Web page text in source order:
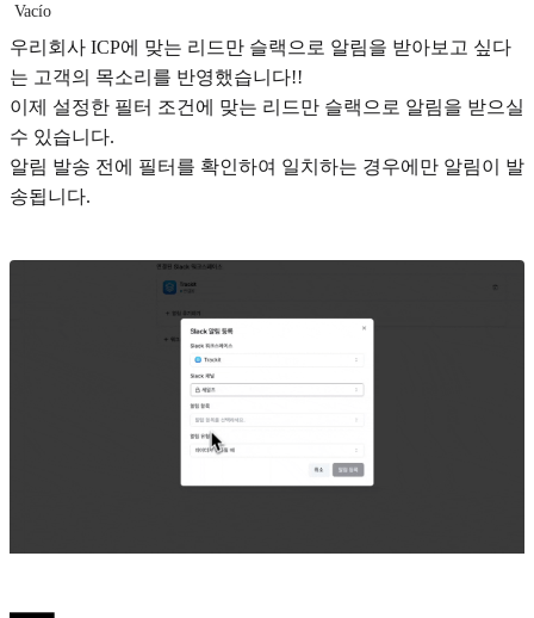
Vacío
우리회사 ICP에 맞는 리드만 슬랙으로 알림을 받아보고 싶다
는 고객의 목소리를 반영했습니다!!
이제 설정한 필터 조건에 맞는 리드만 슬랙으로 알림을 받으실
수 있습니다.
알림 발송 전에 필터를 확인하여 일치하는 경우에만 알림이 발
송됩니다.